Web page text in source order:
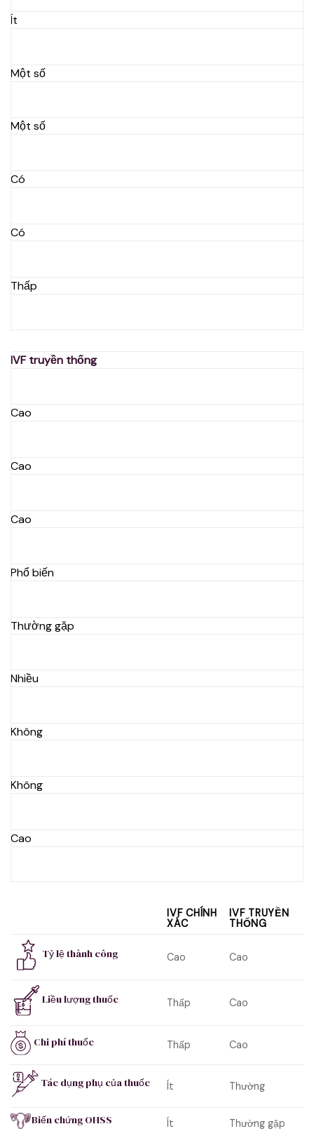
Ít
Một số
Một số
Có
Có
Thấp
IVF truyền thống
Cao
Cao
Cao
Phổ biến
Thường gặp
Nhiều
Không
Không
Cao
IVF CHÍNH
XÁC
IVF TRUYỀN
THỐNG
Tỷ lệ thành công Cao Cao
Liều lượng thuốc Thấp Cao
Chi phí thuốc Thấp Cao
Tác dụng phụ của thuốc Ít Thường
Biến chứng OHSS Ít Thường gặp